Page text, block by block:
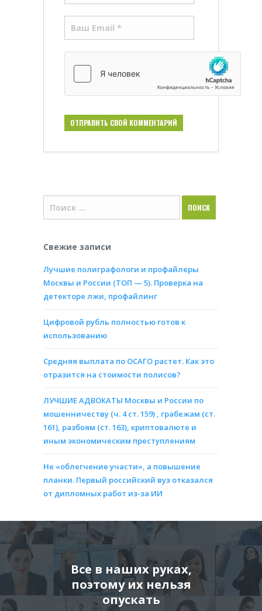
Свежие записи
Лучшие полиграфологи и профайлеры
Москвы и России (ТОП — 5). Проверка на
детекторе лжи, профайлинг
Цифровой рубль полностью готов к
использованию
Средняя выплата по ОСАГО растет. Как это
отразится на стоимости полисов?
ЛУЧШИЕ АДВОКАТЫ Москвы и России по
мошенничеству (ч. 4 ст. 159) , грабежам (ст.
161), разбоям (ст. 163), криптовалюте и
иным экономическим преступлениям
Не «облегчение участи», а повышение
планки. Первый российский вуз отказался
от дипломных работ из-за ИИ
Все в наших руках,
поэтому их нельзя
опускать